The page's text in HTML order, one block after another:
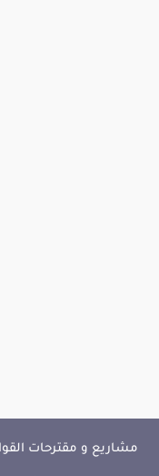
مشاريع و مقترحات